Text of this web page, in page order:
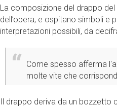
La composizione del drappo
dell’opera, e ospitano simboli e
interpretazioni possibili, da
Come spesso afferma
molte vite che
Il drappo deriva da un